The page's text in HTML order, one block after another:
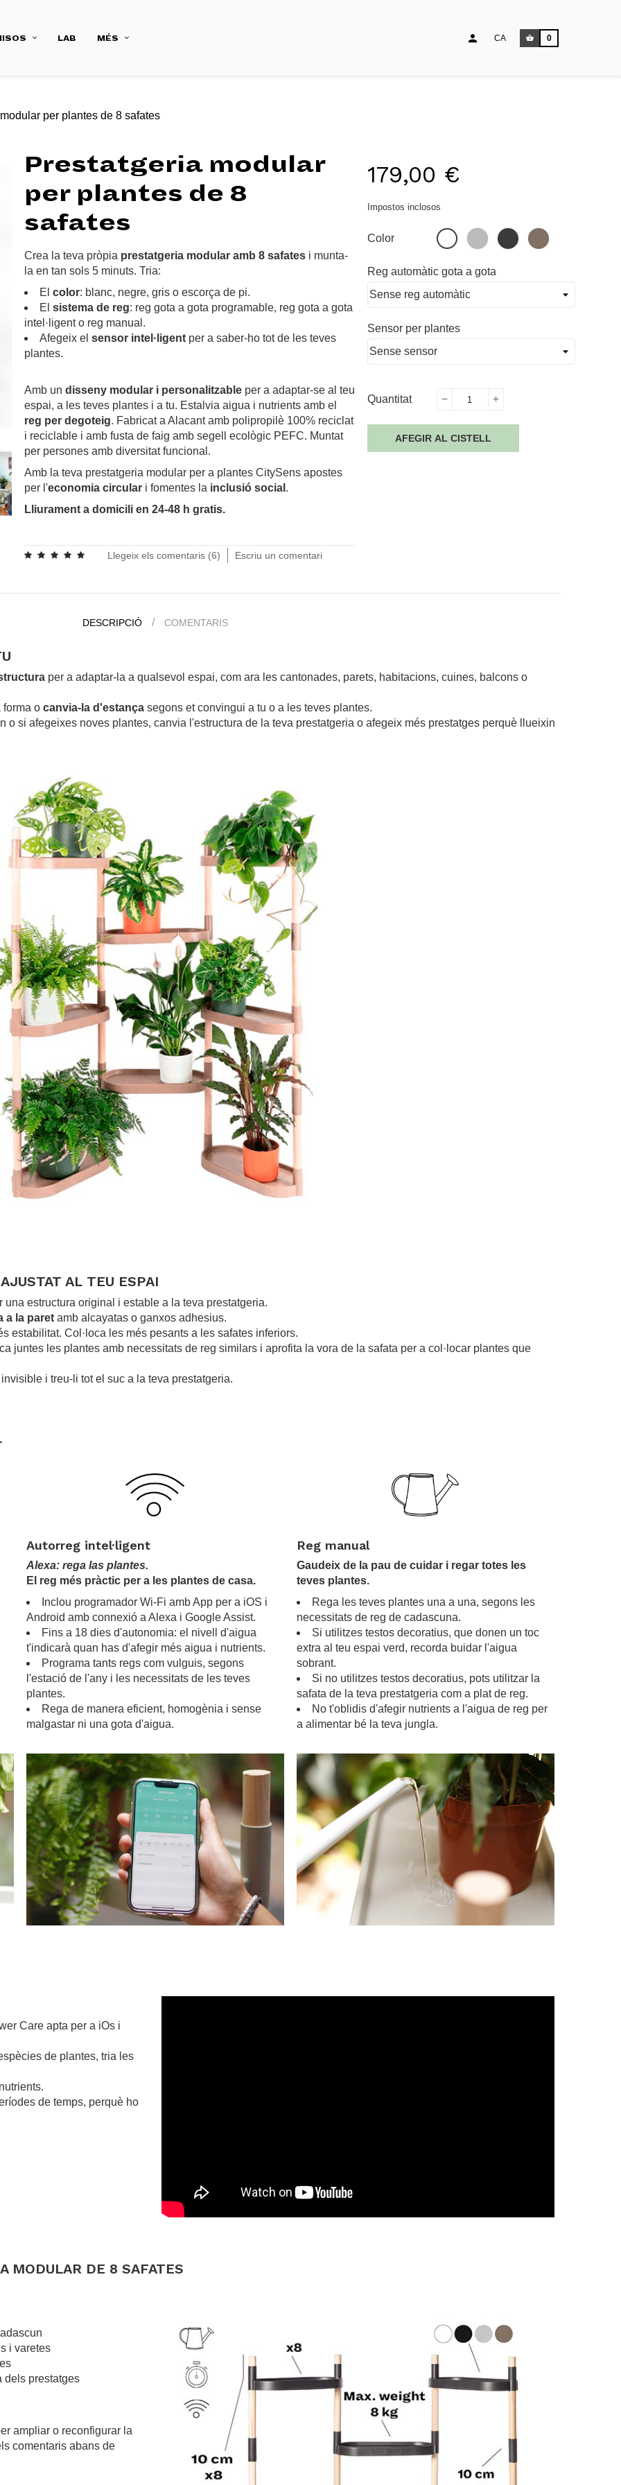
LAB MÉS CA 0
per plantes de 8 safates
Prestatgeria modular
per plantes de 8
safates
Crea la teva pròpia prestatgeria modular amb 8 safatesi munta-
la en tan sols 5 minuts. Tria:
El color: blanc, negre, gris o escorça de pi.
El sistema de reg: reg gota a gota programable, reg gota a gota
intel·ligent o reg manual.
Afegeix el sensor intel·ligentper a saber-ho tot de les teves
plantes.
Amb un disseny modular i personalitzableper a adaptar-se al teu
espai, a les teves plantes i a tu. Estalvia aigua i nutrients amb el
reg per degoteig. Fabricat a Alacant amb polipropilè 100% reciclat
i reciclable i amb fusta de faig amb segell ecològic PEFC. Muntat
per persones amb diversitat funcional.
Amb la teva prestatgeria modular per a plantes CitySens apostes
per l'economia circulari fomentes la inclusió social .
Lliurament a domicili en 24-48 h gratis.
Llegeix els comentaris (6) Escriu un comentari
179,00 €
Impostos inclosos
Color Blanc Gris Negre
Escorça
Reg automàtic gota a gota
Sensor per plantes
Quantitat
AFEGIR AL CISTELL
DESCRIPCIÓ COMENTARIS
per a adaptar-la a qualsevol espai, com ara les cantonades, parets, habitacions, cuines, balcons o
forma o canvia-la d'estança segons et convingui a tu o a les teves plantes.
o si afegeixes noves plantes, canvia l'estructura de la teva prestatgeria o afegeix més prestatges perquè llueixin
AL TEU ESPAI
una estructura original i estable a la teva prestatgeria.
a la paret amb alcayatas o ganxos adhesius.
estabilitat. Col·loca les més pesants a les safates inferiors.
juntes les plantes amb necessitats de reg similars i aprofita la vora de la safata per a col·locar plantes que
i treu-li tot el suc a la teva prestatgeria.
Autorreg intel·ligent
Alexa: rega las plantes.
El reg més pràctic per a les plantes de casa.
Inclou programador Wi-Fi amb App per a iOS i
Android amb connexió a Alexa i Google Assist.
Fins a 18 dies d'autonomia: el nivell d'aigua
t'indicarà quan has d'afegir més aigua i nutrients.
Programa tants regs com vulguis, segons
l'estació de l'any i les necessitats de les teves
plantes.
Rega de manera eficient, homogènia i sense
malgastar ni una gota d'aigua.
Reg manual
Gaudeix de la pau de cuidar i regar totes les
teves plantes.
Rega les teves plantes una a una, segons les
necessitats de reg de cadascuna.
Si utilitzes testos decoratius, que donen un toc
extra al teu espai verd, recorda buidar l'aigua
sobrant.
Si no utilitzes testos decoratius, pots utilitzar la
safata de la teva prestatgeria com a plat de reg.
No t'oblidis d'afegir nutrients a l'aigua de reg per
a alimentar bé la teva jungla.
Care apta per a iOs i
de plantes, tria les
de temps, perquè ho
MODULAR DE 8 SAFATES
i varetes
dels prestatges
ampliar o reconfigurar la
comentaris abans de